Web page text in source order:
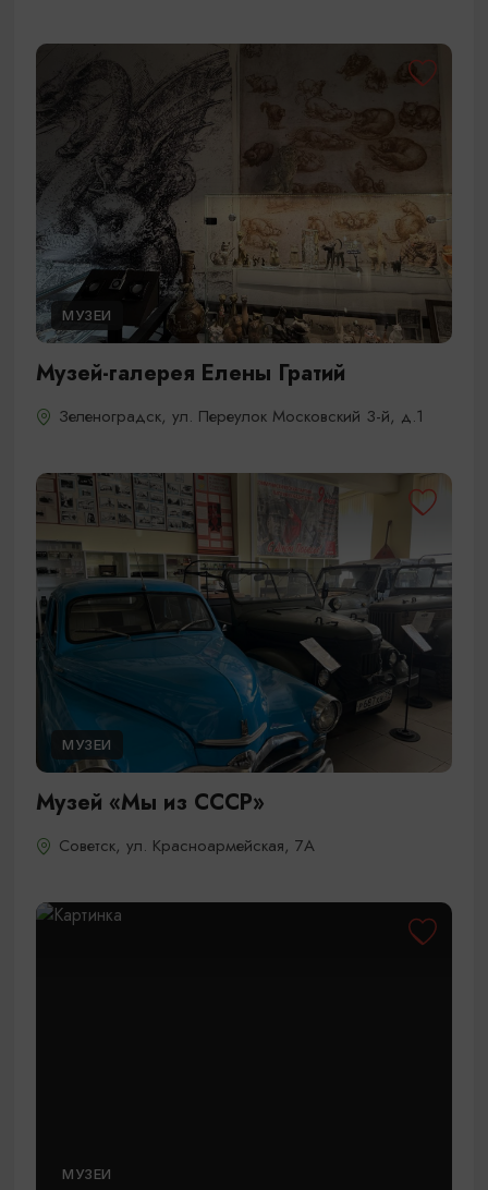
МУЗЕИ
Музей-галерея Елены Гратий
Зеленоградск, ул. Переулок Московский 3-й, д.1
МУЗЕИ
Музей «Мы из СССР»
Советск, ул. Красноармейская, 7А
МУЗЕИ